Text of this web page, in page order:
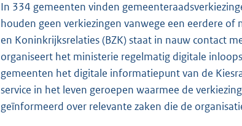
In 334 gemeenten vinden
houden geen verkiezingen vanwege een eerdere
en Koninkrijksrelaties (BZK) staat in nauw contact
organiseert het ministerie regelmatig digitale
gemeenten het digitale informatiepunt van de
service in het leven geroepen waarmee de
geïnformeerd over relevante zaken die de